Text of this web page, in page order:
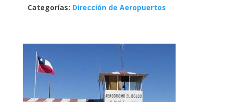
Categorías: Dirección de Aeropuertos